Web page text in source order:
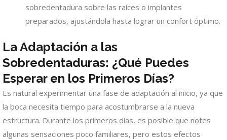
sobredentadura sobre las raíces o implantes
preparados, ajustándola hasta lograr un confort óptimo.
La Adaptación a las
Sobredentaduras: ¿Qué Puedes
Esperar en los Primeros Días?
Es natural experimentar una fase de adaptación al inicio, ya que
la boca necesita tiempo para acostumbrarse a la nueva
estructura. Durante los primeros días, es posible que notes
algunas sensaciones poco familiares, pero estos efectos